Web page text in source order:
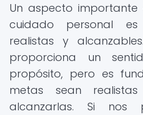
Un aspecto
cuidado personal
realistas y
proporciona un
propósito, pero es
metas sean
alcanzarlas. Si nos